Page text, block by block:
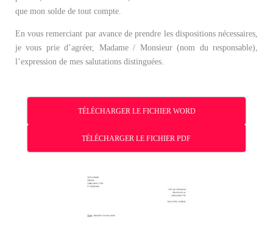
que mon solde de tout compte.
En vous remerciant par avance de prendre les dispositions nécessaires,
je vous prie d’agréer, Madame / Monsieur (nom du responsable),
l’expression de mes salutations distinguées.
TÉLÉCHARGER LE FICHIER WORD
TÉLÉCHARGER LE FICHIER PDF